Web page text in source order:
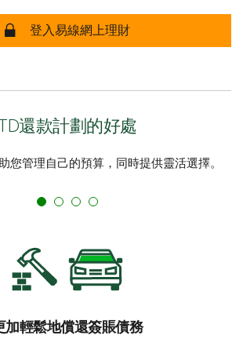
登入易線網上理財
TD還款計劃的好處
您管理自己的預算，同時提供靈活選擇。
加輕鬆地償還簽賬債務